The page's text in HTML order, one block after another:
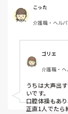
す。大きな声を
さらに上司の判
エーションは一
利用者さんの
進行が見られて
他の施設さんの
こった
介護職・ヘル
ゴリエ
介護職・
うちは大声出
いです。
口腔体操もあ
正直1人でたら